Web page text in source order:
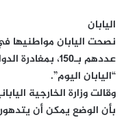
اليابان
نصحت اليابان مواطنيها
عددهم بـ150،
“اليابان اليوم”.
وقالت وزارة الخارجية
بأن الوضع يمكن أن